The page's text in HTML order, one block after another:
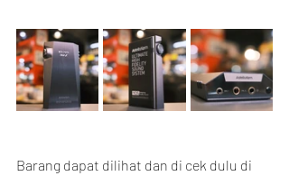
Barang dapat dilihat dan di cek dulu di